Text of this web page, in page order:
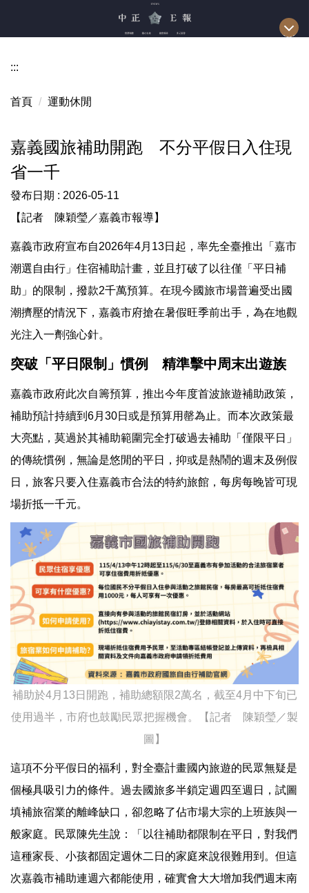
區
:::
首頁 運動休閒
嘉義國旅補助開跑 不分平假日入住現
省一千
發布日期 : 2026-05-11
【記者 陳穎瑩／嘉義市報導】
嘉義市政府宣布自2026年4月13日起，率先全臺推出「嘉市
潮選自由行」住宿補助計畫，並且打破了以往僅「平日補
助」的限制，撥款2千萬預算。在現今國旅市場普遍受出國
潮擠壓的情況下，嘉義市府搶在暑假旺季前出手，為在地觀
光注入一劑強心針。
突破「平日限制」慣例 精準擊中周末出遊族
嘉義市政府此次自籌預算，推出今年度首波旅遊補助政策，
補助預計持續到6月30日或是預算用罄為止。而本次政策最
大亮點，莫過於其補助範圍完全打破過去補助「僅限平日」
的傳統慣例，無論是悠閒的平日，抑或是熱鬧的週末及例假
日，旅客只要入住嘉義市合法的特約旅館，每房每晚皆可現
場折抵一千元。
補助於4月13日開跑，補助總額限2萬名，截至4月中下旬已
使用過半，市府也鼓勵民眾把握機會。【記者 陳穎瑩／製
圖】
這項不分平假日的福利，對全臺計畫國內旅遊的民眾無疑是
個極具吸引力的條件。過去國旅多半鎖定週四至週日，試圖
填補旅宿業的離峰缺口，卻忽略了佔市場大宗的上班族與一
般家庭。民眾陳先生說：「以往補助都限制在平日，對我們
這種家長、小孩都固定週休二日的家庭來說很難用到。但這
次嘉義市補助連週六都能使用，確實會大大增加我們週末南